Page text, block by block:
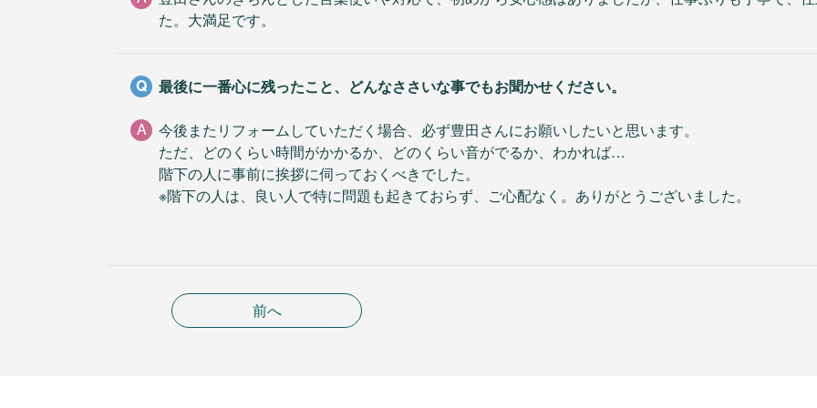
た。大満足です。
最後に一番心に残ったこと、どんなささいな事でもお聞かせください。
Q
今後またリフォームしていただく場合、必ず豊田さんにお願いしたいと思います。
ただ、どのくらい時間がかかるか、どのくらい音がでるか、わかれば…
階下の人に事前に挨拶に伺っておくべきでした。
※階下の人は、良い人で特に問題も起きておらず、ご心配なく。ありがとうございました。
A
前へ